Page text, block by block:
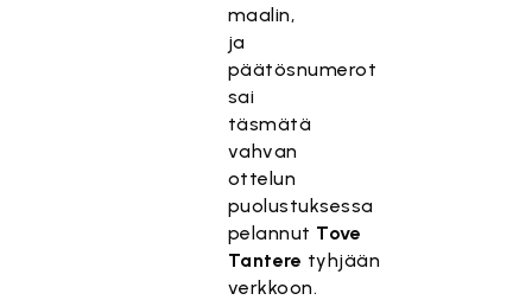
maalin,
ja
päätösnumerot
sai
täsmätä
vahvan
ottelun
puolustuksessa
pelannut Tove
Tantere tyhjään
verkkoon.